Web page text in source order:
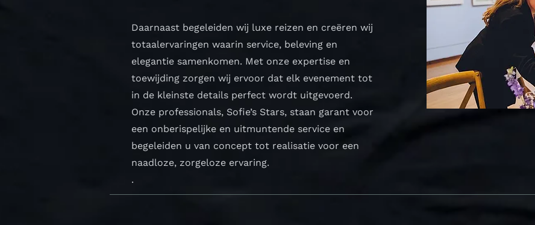
Daarnaast begeleiden wij luxe reizen en creëren wij
totaalervaringen waarin service, beleving en
elegantie samenkomen. Met onze expertise en
toewijding zorgen wij ervoor dat elk evenement tot
in de kleinste details perfect wordt uitgevoerd.
Onze professionals, Sofie’s Stars, staan garant voor
een onberispelijke en uitmuntende service en
begeleiden u van concept tot realisatie voor een
naadloze, zorgeloze ervaring.
.